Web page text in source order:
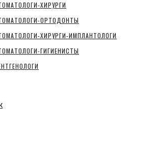
ХИРУРГИ
ОРТОДОНТЫ
ХИРУРГИ-ИМПЛАНТОЛОГИ
ГИГИЕНИСТЫ